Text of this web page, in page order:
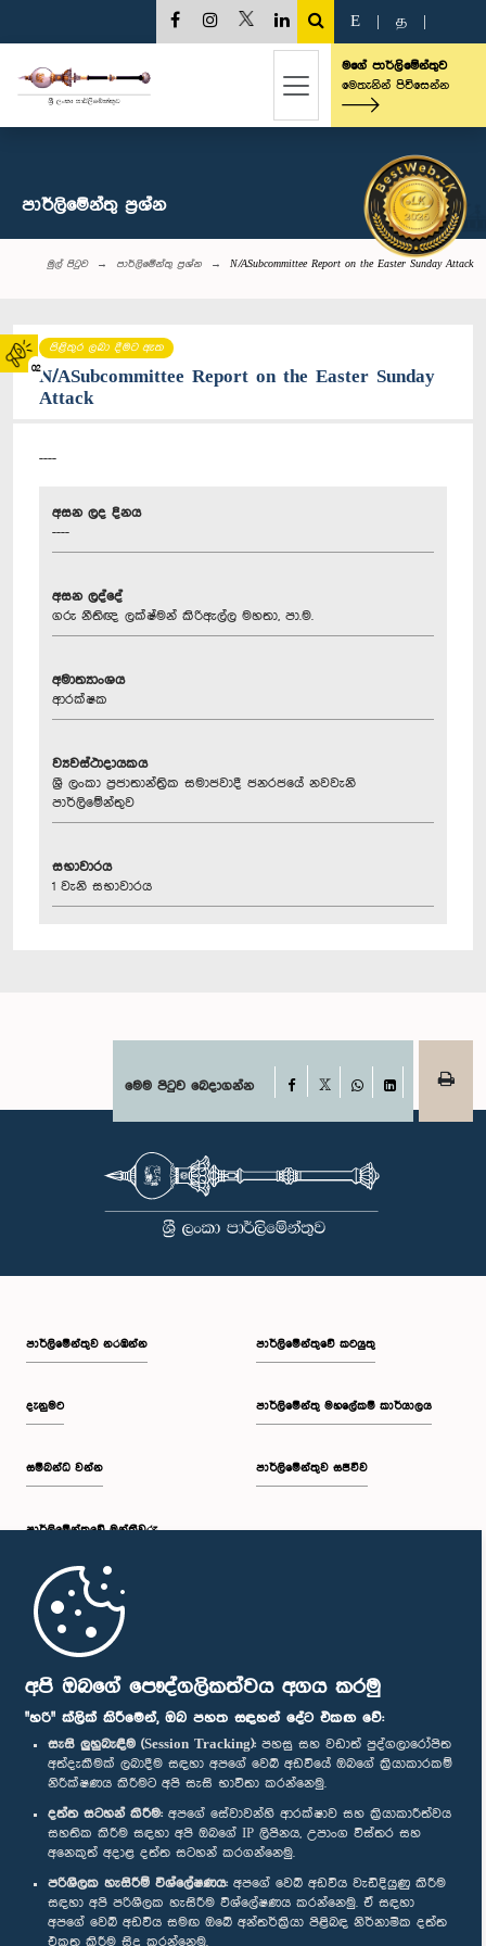
අපි ඔබගේ පෞද්ගලිකත්වය අගය කරමු
"හරි" ක්ලික් කිරීමෙන්, ඔබ පහත සඳහන් දේට එකඟ වේ:
සැසි ලුහුබැඳීම (Session Tracking): පහසු සහ වඩාත් පුද්ගලාරෝපිත
අත්දැකීමක් ලබාදීම සඳහා අපගේ වෙබ් අඩවියේ ඔබගේ ක්‍රියාකාරකම්
නිරීක්ෂණය කිරීමට අපි සැසි භාවිතා කරන්නෙමු.
දත්ත සටහන් කිරීම: අපගේ සේවාවන්හි ආරක්ෂාව සහ ක්‍රියාකාරීත්වය
සහතික කිරීම සඳහා අපි ඔබගේ IP ලිපිනය, උපාංග විස්තර සහ
අනෙකුත් අදාළ දත්ත සටහන් කරගන්නෙමු.
පරිශීලක හැසිරීම් විශ්ලේෂණය: අපගේ වෙබ් අඩවිය වැඩිදියුණු කිරීම
සඳහා අපි පරිශීලක හැසිරීම විශ්ලේෂණය කරන්නෙමු. ඒ සඳහා
අපගේ වෙබ් අඩවිය සමඟ ඔබේ අන්තර්ක්‍රියා පිළිබඳ නිර්නාමික දත්ත
එකතු කිරීම සිදු කරන්නෙමු.
02
E த
මගේ පාර්ලිමේන්තුව
මෙතැනින් පිවිසෙන්න
පාර්ලි‌මේන්තු‌ ප්‍රශ්න
මුල් පිටුව පාර්ලි‌මේන්තු‌ ප්‍රශ්න N/ASubcommittee Report on the Easter Sunday Attack
පිළිතුර ලබා දීමට ඇත
N/ASubcommittee Report on the Easter Sunday
Attack
----
අසන ලද දිනය
----
අසන ලද්දේ
ගරු නීතිඥ ලක්ෂ්මන් කිරිඇල්ල මහතා, පා.ම.
අමාත්‍යාංශය
ආරක්ෂක
ව්‍යවස්ථාදායකය
ශ්‍රී ලංකා ප්‍රජාතාන්ත්‍රික සමාජවාදී ජනරජයේ නවවැනි
පාර්ලිමේන්තුව
සභාවාරය
1 වැනි සභාවාරය
මෙම පිටුව බෙදාගන්න Facebook
WhatsAppLinkedIn
පාර්ලි‌මේන්තුව නරඹන්න
දැනුමට
සම්බන්ධ වන්න
පාර්ලි‌මේන්තුවේ මන්ත්‍රීවරු
මුල් පිටුව
පාර්ලිමේන්තුවේ කටයුතු
පාර්ලිමේන්තු මහලේකම් කාර්යාලය
පාර්ලිමේන්තුව සජීවීව
පාර්ලිමේන්තු ජංගම යෙදුම
අප හා සම්බන්ධ වී සිටින්න :
සම්මාන
පෞද්ගලිකත්ව ප්‍රතිපත්තිය